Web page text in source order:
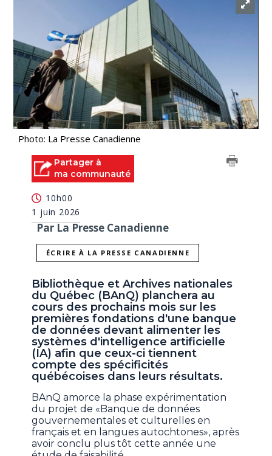
Photo: La Presse Canadienne
Partager à
ma communauté
10h00
1 juin 2026
Par La Presse Canadienne
ÉCRIRE À LA PRESSE CANADIENNE
Bibliothèque et Archives nationales
du Québec (BAnQ) planchera au
cours des prochains mois sur les
premières fondations d'une banque
de données devant alimenter les
systèmes d'intelligence artificielle
(IA) afin que ceux-ci tiennent
compte des spécificités
québécoises dans leurs résultats.
BAnQ amorce la phase expérimentation
du projet de «Banque de données
gouvernementales et culturelles en
français et en langues autochtones», après
avoir conclu plus tôt cette année une